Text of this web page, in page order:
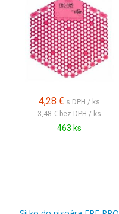
4,28 € s DPH / ks
3,48 € bez DPH / ks
463 ks